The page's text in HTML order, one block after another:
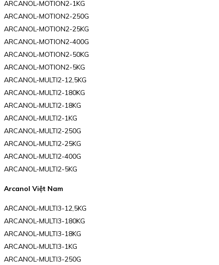
ARCANOL-MOTION2-1KG
ARCANOL-MOTION2-250G
ARCANOL-MOTION2-25KG
ARCANOL-MOTION2-400G
ARCANOL-MOTION2-50KG
ARCANOL-MOTION2-5KG
ARCANOL-MULTI2-12,5KG
ARCANOL-MULTI2-180KG
ARCANOL-MULTI2-18KG
ARCANOL-MULTI2-1KG
ARCANOL-MULTI2-250G
ARCANOL-MULTI2-25KG
ARCANOL-MULTI2-400G
ARCANOL-MULTI2-5KG
Arcanol Việt Nam
ARCANOL-MULTI3-12,5KG
ARCANOL-MULTI3-180KG
ARCANOL-MULTI3-18KG
ARCANOL-MULTI3-1KG
ARCANOL-MULTI3-250G